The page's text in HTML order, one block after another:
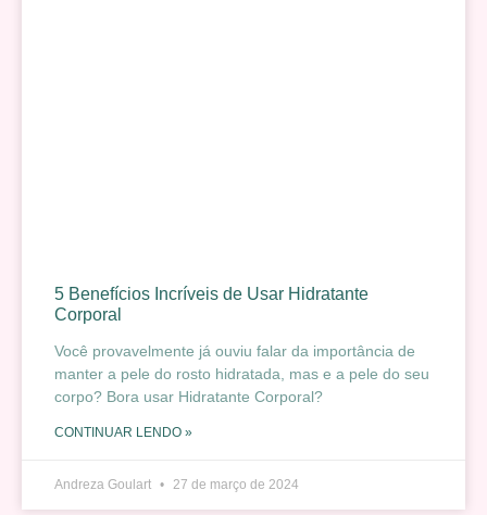
5 Benefícios Incríveis de Usar Hidratante
Corporal
Você provavelmente já ouviu falar da importância de
manter a pele do rosto hidratada, mas e a pele do seu
corpo? Bora usar Hidratante Corporal?
CONTINUAR LENDO »
Andreza Goulart 27 de março de 2024